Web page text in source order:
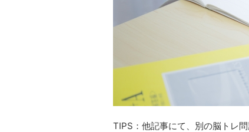
TIPS：他記事にて、別の脳トレ